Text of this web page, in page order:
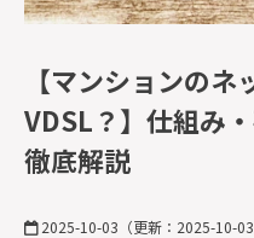
【マンションの
VDSL？】仕組み
徹底解説
2025-10-03 （更新： 2025-10-03